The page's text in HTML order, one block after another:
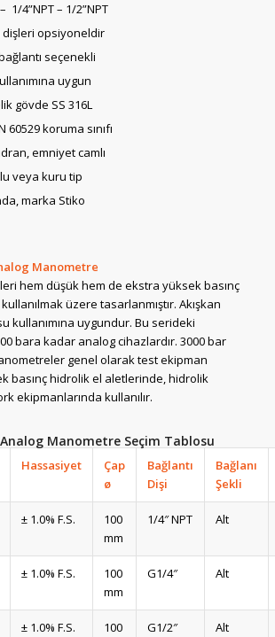
1/4”NPT – 1/2”NPT
dişleri opsiyoneldir
seçenekli
uygun
gövde SS 316L
60529 koruma sınıfı
emniyet camlı
veya kuru tip
marka Stiko
Manometre
hem düşük hem de ekstra yüksek basınç
üzere tasarlanmıştır. Akışkan
kullanımına uygundur. Bu serideki
bara kadar analog cihazlardır. 3000 bar
genel olarak test ekipman
basınç hidrolik el aletlerinde, hidrolik
ekipmanlarında kullanılır.
Manometre Seçim Tablosu
Hassasiyet
Çap
ø
Bağlantı
Dişi
Bağlanı
Şekli
± 1.0% F.S.
100
mm
1/4″ NPT Alt
± 1.0% F.S.
100
mm
G1/4″ Alt
± 1.0% F.S.
100
G1/2″ Alt